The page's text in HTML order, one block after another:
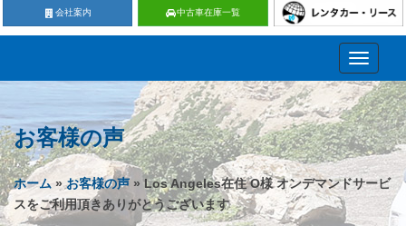
会社案内 中古車在庫一覧
Toggle
お客様の声
ホーム»お客様の声 » Los Angeles在住 O様 オンデマンドサービ
スをご利用頂きありがとうございます